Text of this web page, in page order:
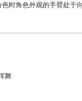
时角色外观的手臂处于
舞